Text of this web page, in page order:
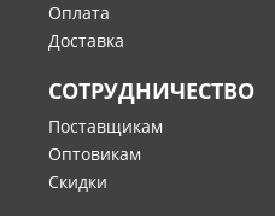
Оплата
Доставка
СОТРУДНИЧЕСТВО
Поставщикам
Оптовикам
Скидки